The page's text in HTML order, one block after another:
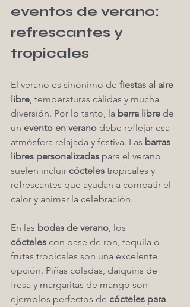
eventos de verano:
refrescantes y
tropicales
El verano es sinónimo de fiestas al aire
libre, temperaturas cálidas y mucha
diversión. Por lo tanto, la barra libre de
un evento en verano debe reflejar esa
atmósfera relajada y festiva. Las barras
libres personalizadas para el verano
suelen incluir cócteles tropicales y
refrescantes que ayudan a combatir el
calor y animar la celebración.
En las bodas de verano, los
cócteles con base de ron, tequila o
frutas tropicales son una excelente
opción. Piñas coladas, daiquiris de
fresa y margaritas de mango son
ejemplos perfectos de cócteles para